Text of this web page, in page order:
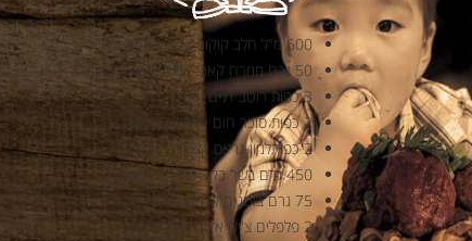
600 מ"ל חלב קוקוס Taste of Asia
50 גרם ממרח קארי אדום Taste of Asia
3 כפות רוטב דגים
2 כפות סוכר חום או סוכר דקלים
2 כפותלמון-גראס קצוץ
450 גרם בשר בקר חתוך לרצועות
75 גרם בוטנים קלויים טחונים
2 פלפלים צ'ילי אדומים פרוסים